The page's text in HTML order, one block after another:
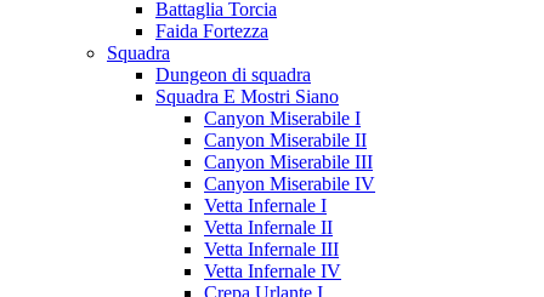
Battaglia Torcia
Faida Fortezza
Squadra
Dungeon di squadra
Squadra E Mostri Siano
Canyon Miserabile I
Canyon Miserabile II
Canyon Miserabile III
Canyon Miserabile IV
Vetta Infernale I
Vetta Infernale II
Vetta Infernale III
Vetta Infernale IV